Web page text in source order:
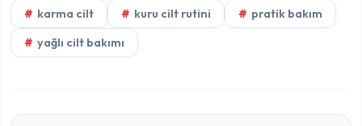
karma cilt
kuru cilt rutini
pratik bakım
yağlı cilt bakımı